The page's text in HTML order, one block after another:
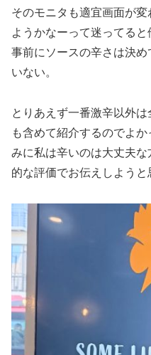
そのモニタも適宜画面が
ようかなーって迷ってると
事前にソースの辛さは決
いない。
とりあえず一番激辛以外
も含めて紹介するのでよ
みに私は辛いのは大丈夫
的な評価でお伝えしようと